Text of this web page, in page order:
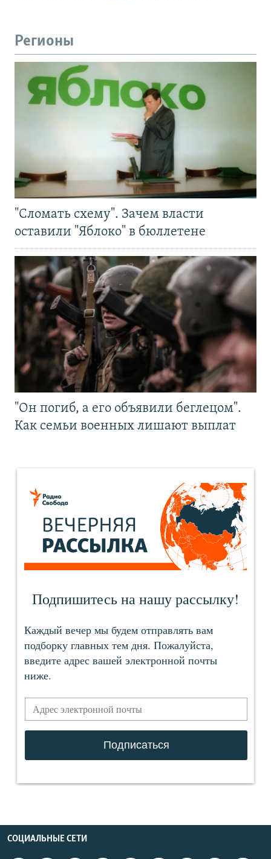
Регионы
"Сломать схему". Зачем власти
оставили "Яблоко" в бюллетене
"Он погиб, а его объявили беглецом".
Как семьи военных лишают выплат
СОЦИАЛЬНЫЕ СЕТИ